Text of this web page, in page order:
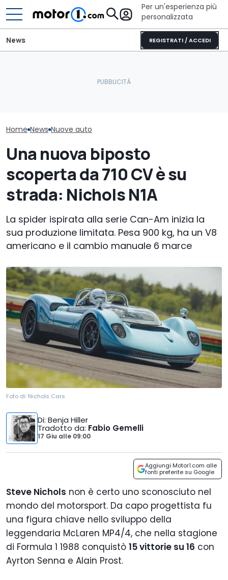
Per un'esperienza più
personalizzata
REGISTRATI / ACCEDI
News
Home News Nuove auto
Una nuova biposto
scoperta da 710 CV è su
strada: Nichols N1A
La spider ispirata alla serie Can-Am inizia la
sua produzione limitata. Pesa 900 kg, ha un V8
americano e il cambio manuale 6 marce
Foto di: Nichols Cars
Di: Benja Hiller
Tradotto da: Fabio Gemelli
17 Giu alle 09:00
Aggiungi Motor1.com alle
fonti preferite su Google
Steve Nichols non è certo uno sconosciuto nel
mondo del motorsport. Da capo progettista fu
una figura chiave nello sviluppo della
leggendaria McLaren MP4/4, che nella stagione
di Formula 1 1988 conquistò 15 vittorie su 16 con
Ayrton Senna e Alain Prost.